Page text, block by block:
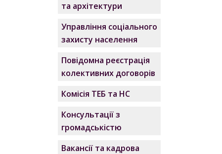
та архітектури
Управління соціального
захисту населення
Повідомна реєстрація
колективних договорів
Комісія ТЕБ та НС
Консультації з
громадськістю
Вакансії та кадрова